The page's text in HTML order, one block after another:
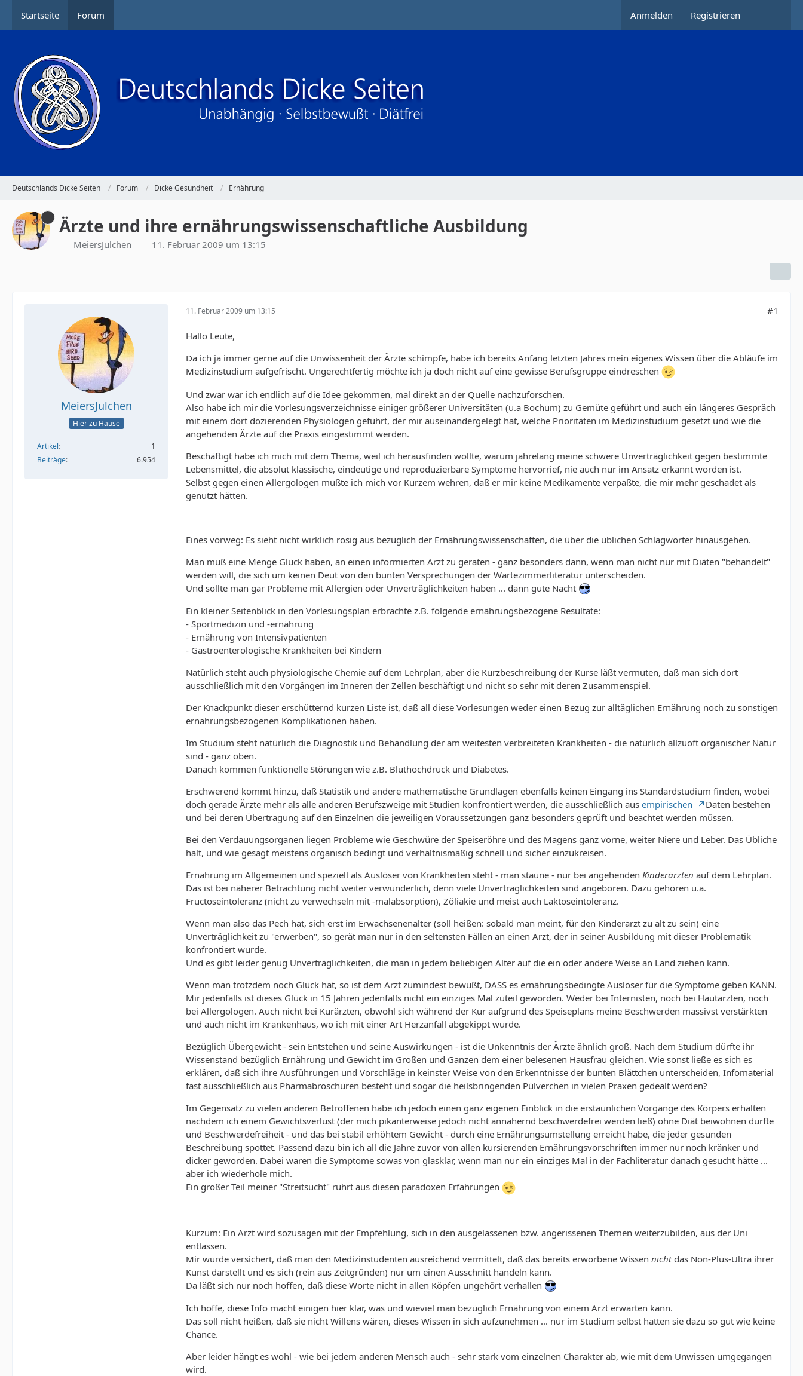
Startseite Forum Anmelden Registrieren
Deutschlands Dicke Seiten Forum Dicke Gesundheit Ernährung
Ärzte und ihre ernährungswissenschaftliche Ausbildung
MeiersJulchen 11. Februar 2009 um 13:15
MeiersJulchen
Hier zu Hause
Artikel
1
Beiträge
6.954
11. Februar 2009 um 13:15 #1
Hallo Leute,
Da ich ja immer gerne auf die Unwissenheit der Ärzte schimpfe, habe ich bereits Anfang letzten Jahres mein eigenes Wissen über die Abläufe im
Medizinstudium aufgefrischt. Ungerechtfertig möchte ich ja doch nicht auf eine gewisse Berufsgruppe eindreschen
Und zwar war ich endlich auf die Idee gekommen, mal direkt an der Quelle nachzuforschen.
Also habe ich mir die Vorlesungsverzeichnisse einiger größerer Universitäten (u.a Bochum) zu Gemüte geführt und auch ein längeres Gespräch
mit einem dort dozierenden Physiologen geführt, der mir auseinandergelegt hat, welche Prioritäten im Medizinstudium gesetzt und wie die
angehenden Ärzte auf die Praxis eingestimmt werden.
Beschäftigt habe ich mich mit dem Thema, weil ich herausfinden wollte, warum jahrelang meine schwere Unverträglichkeit gegen bestimmte
Lebensmittel, die absolut klassische, eindeutige und reproduzierbare Symptome hervorrief, nie auch nur im Ansatz erkannt worden ist.
Selbst gegen einen Allergologen mußte ich mich vor Kurzem wehren, daß er mir keine Medikamente verpaßte, die mir mehr geschadet als
genutzt hätten.
Eines vorweg: Es sieht nicht wirklich rosig aus bezüglich der Ernährungswissenschaften, die über die üblichen Schlagwörter hinausgehen.
Man muß eine Menge Glück haben, an einen informierten Arzt zu geraten - ganz besonders dann, wenn man nicht nur mit Diäten "behandelt"
werden will, die sich um keinen Deut von den bunten Versprechungen der Wartezimmerliteratur unterscheiden.
Und sollte man gar Probleme mit Allergien oder Unverträglichkeiten haben ... dann gute Nacht
Ein kleiner Seitenblick in den Vorlesungsplan erbrachte z.B. folgende ernährungsbezogene Resultate:
- Sportmedizin und -ernährung
- Ernährung von Intensivpatienten
- Gastroenterologische Krankheiten bei Kindern
Natürlich steht auch physiologische Chemie auf dem Lehrplan, aber die Kurzbeschreibung der Kurse läßt vermuten, daß man sich dort
ausschließlich mit den Vorgängen im Inneren der Zellen beschäftigt und nicht so sehr mit deren Zusammenspiel.
Der Knackpunkt dieser erschütternd kurzen Liste ist, daß all diese Vorlesungen weder einen Bezug zur alltäglichen Ernährung noch zu sonstigen
ernährungsbezogenen Komplikationen haben.
Im Studium steht natürlich die Diagnostik und Behandlung der am weitesten verbreiteten Krankheiten - die natürlich allzuoft organischer Natur
sind - ganz oben.
Danach kommen funktionelle Störungen wie z.B. Bluthochdruck und Diabetes.
Erschwerend kommt hinzu, daß Statistik und andere mathematische Grundlagen ebenfalls keinen Eingang ins Standardstudium finden, wobei
doch gerade Ärzte mehr als alle anderen Berufszweige mit Studien konfrontiert werden, die ausschließlich aus empirischen
Daten bestehen
und bei deren Übertragung auf den Einzelnen die jeweiligen Voraussetzungen ganz besonders geprüft und beachtet werden müssen.
Bei den Verdauungsorganen liegen Probleme wie Geschwüre der Speiseröhre und des Magens ganz vorne, weiter Niere und Leber. Das Übliche
halt, und wie gesagt meistens organisch bedingt und verhältnismäßig schnell und sicher einzukreisen.
Ernährung im Allgemeinen und speziell als Auslöser von Krankheiten steht - man staune - nur bei angehenden Kinderärzten auf dem Lehrplan.
Das ist bei näherer Betrachtung nicht weiter verwunderlich, denn viele Unverträglichkeiten sind angeboren. Dazu gehören u.a.
Fructoseintoleranz (nicht zu verwechseln mit -malabsorption), Zöliakie und meist auch Laktoseintoleranz.
Wenn man also das Pech hat, sich erst im Erwachsenenalter (soll heißen: sobald man meint, für den Kinderarzt zu alt zu sein) eine
Unverträglichkeit zu "erwerben", so gerät man nur in den seltensten Fällen an einen Arzt, der in seiner Ausbildung mit dieser Problematik
konfrontiert wurde.
Und es gibt leider genug Unverträglichkeiten, die man in jedem beliebigen Alter auf die ein oder andere Weise an Land ziehen kann.
Wenn man trotzdem noch Glück hat, so ist dem Arzt zumindest bewußt, DASS es ernährungsbedingte Auslöser für die Symptome geben KANN.
Mir jedenfalls ist dieses Glück in 15 Jahren jedenfalls nicht ein einziges Mal zuteil geworden. Weder bei Internisten, noch bei Hautärzten, noch
bei Allergologen. Auch nicht bei Kurärzten, obwohl sich während der Kur aufgrund des Speiseplans meine Beschwerden massivst verstärkten
und auch nicht im Krankenhaus, wo ich mit einer Art Herzanfall abgekippt wurde.
Bezüglich Übergewicht - sein Entstehen und seine Auswirkungen - ist die Unkenntnis der Ärzte ähnlich groß. Nach dem Studium dürfte ihr
Wissenstand bezüglich Ernährung und Gewicht im Großen und Ganzen dem einer belesenen Hausfrau gleichen. Wie sonst ließe es sich es
erklären, daß sich ihre Ausführungen und Vorschläge in keinster Weise von den Erkenntnisse der bunten Blättchen unterscheiden, Infomaterial
fast ausschließlich aus Pharmabroschüren besteht und sogar die heilsbringenden Pülverchen in vielen Praxen gedealt werden?
Im Gegensatz zu vielen anderen Betroffenen habe ich jedoch einen ganz eigenen Einblick in die erstaunlichen Vorgänge des Körpers erhalten
nachdem ich einem Gewichtsverlust (der mich pikanterweise jedoch nicht annähernd beschwerdefrei werden ließ) ohne Diät beiwohnen durfte
und Beschwerdefreiheit - und das bei stabil erhöhtem Gewicht - durch eine Ernährungsumstellung erreicht habe, die jeder gesunden
Beschreibung spottet. Passend dazu bin ich all die Jahre zuvor von allen kursierenden Ernährungsvorschriften immer nur noch kränker und
dicker geworden. Dabei waren die Symptome sowas von glasklar, wenn man nur ein einziges Mal in der Fachliteratur danach gesucht hätte ...
aber ich wiederhole mich.
Ein großer Teil meiner "Streitsucht" rührt aus diesen paradoxen Erfahrungen
Kurzum: Ein Arzt wird sozusagen mit der Empfehlung, sich in den ausgelassenen bzw. angerissenen Themen weiterzubilden, aus der Uni
entlassen.
Mir wurde versichert, daß man den Medizinstudenten ausreichend vermittelt, daß das bereits erworbene Wissen nichtdas Non-Plus-Ultra ihrer
Kunst darstellt und es sich (rein aus Zeitgründen) nur um einen Ausschnitt handeln kann.
Da läßt sich nur noch hoffen, daß diese Worte nicht in allen Köpfen ungehört verhallen
Ich hoffe, diese Info macht einigen hier klar, was und wieviel man bezüglich Ernährung von einem Arzt erwarten kann.
Das soll nicht heißen, daß sie nicht Willens wären, dieses Wissen in sich aufzunehmen ... nur im Studium selbst hatten sie dazu so gut wie keine
Chance.
Aber leider hängt es wohl - wie bei jedem anderen Mensch auch - sehr stark vom einzelnen Charakter ab, wie mit dem Unwissen umgegangen
wird.